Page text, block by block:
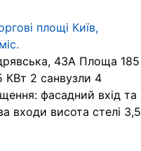
площі Київ,
43А Площа 185
КВт 2 санвузли 4
фасадний вхід та
входи висота стелі 3,5